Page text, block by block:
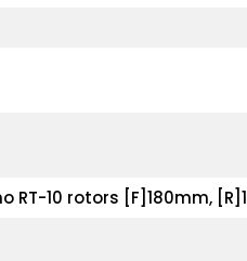
RT-10 rotors [F]180mm,